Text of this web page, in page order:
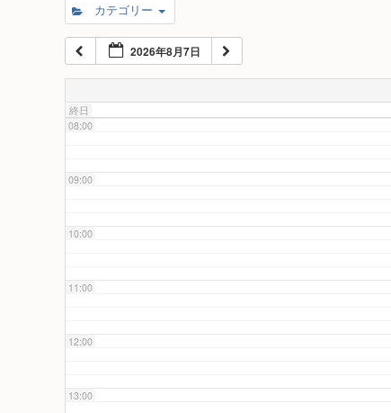
カテゴリー
2026年8月7日
終日
06:00
08:00
09:00
10:00
11:00
12:00
13:00